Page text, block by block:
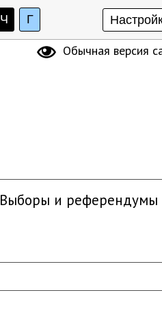
Ч Г
Обычная версия
Выборы и референдумы